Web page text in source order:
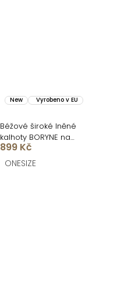
New Vyrobeno v EU
Béžové široké lněné
kalhoty BORYNE na
šňůrku
899 Kč
ONESIZE